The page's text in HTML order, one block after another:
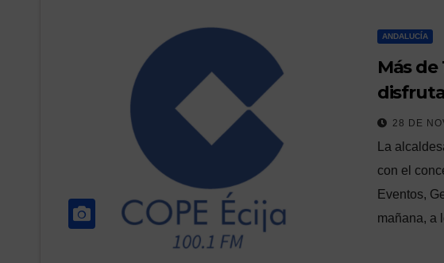
ANDALUCÍA
Más
28 DE
La
con el
Eventos,
mañana, a